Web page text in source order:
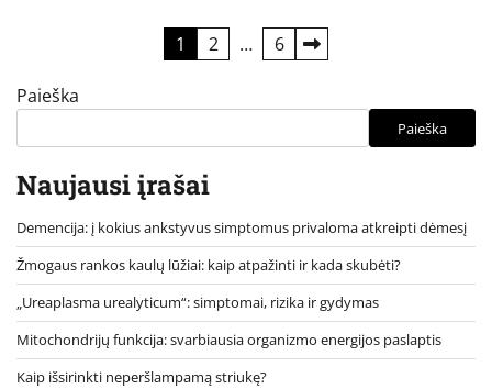
puslapiavimas
1 2 … 6
Paieška
Paieška
Naujausi įrašai
Demencija: į kokius ankstyvus simptomus privaloma atkreipti dėmesį
Žmogaus rankos kaulų lūžiai: kaip atpažinti ir kada skubėti?
„Ureaplasma urealyticum“: simptomai, rizika ir gydymas
Mitochondrijų funkcija: svarbiausia organizmo energijos paslaptis
Kaip išsirinkti neperšlampamą striukę?